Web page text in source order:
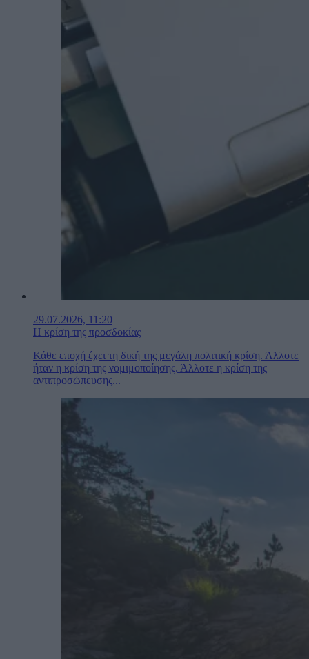
29.07.2026, 11:20
Η κρίση της προσδοκίας
Κάθε εποχή έχει τη δική της μεγάλη πολιτική κρίση. Άλλοτε
ήταν η κρίση της νομιμοποίησης. Άλλοτε η κρίση της
αντιπροσώπευσης...